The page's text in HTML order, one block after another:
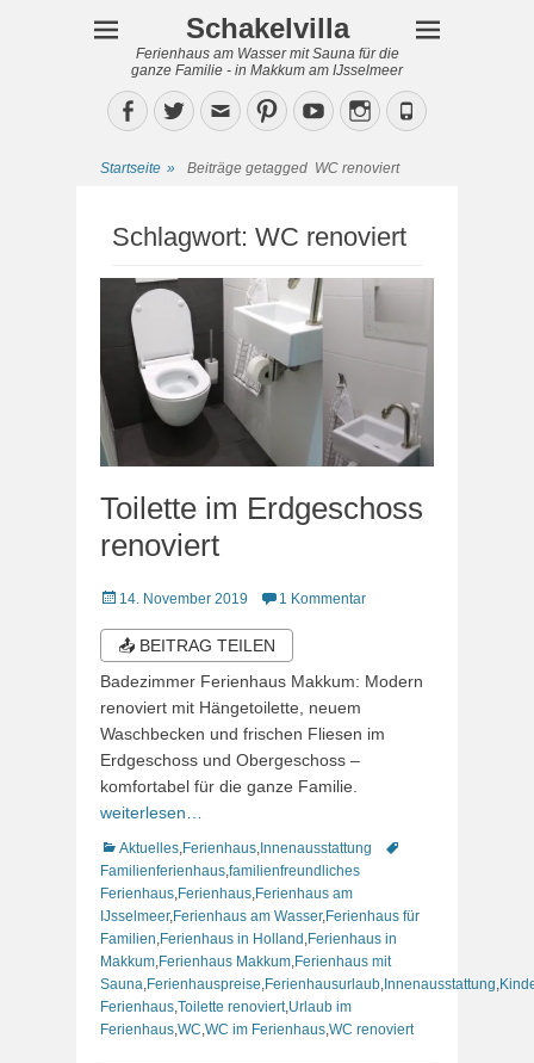
Schakelvilla
Ferienhaus am Wasser mit Sauna für die
ganze Familie - in Makkum am IJsselmeer
Facebook
TwitterEmailPinterestYouTubeInstagram
Phone
Startseite » Beiträge getagged WC renoviert
Schlagwort: WC renoviert
Toilette im Erdgeschoss
renoviert
Veröffentlicht
14. November 2019 1 Kommentar
📤 BEITRAG TEILEN
Badezimmer Ferienhaus Makkum: Modern
renoviert mit Hängetoilette, neuem
Waschbecken und frischen Fliesen im
Erdgeschoss und Obergeschoss –
komfortabel für die ganze Familie.
weiterlesen…
Kategorien
Aktuelles Ferienhaus Innenausstattung
Schlagworte
Familienferienhaus familienfreundliches
Ferienhaus Ferienhaus Ferienhaus am
IJsselmeer, Ferienhaus am Wasser, Ferienhaus für
Familien Ferienhaus in Holland Ferienhaus in
Makkum Ferienhaus Makkum Ferienhaus mit
Sauna Ferienhauspreise Ferienhausurlaub Innenausstattung
Ferienhaus Toilette renoviert, Urlaub im
Ferienhaus WC WC im Ferienhaus WC renoviert